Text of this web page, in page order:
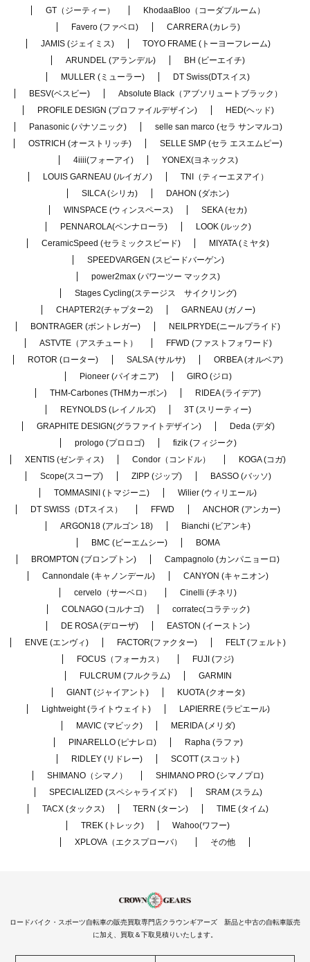
GT（ジーティー）
KhodaaBloo（コーダブルーム）
Favero (ファベロ)
CARRERA (カレラ)
JAMIS (ジェイミス)
TOYO FRAME (トーヨーフレーム)
ARUNDEL (アランデル)
BH (ビーエイチ)
MULLER (ミューラー)
DT Swiss(DTスイス)
BESV(ベスビー)
Absolute Black（アブソリュートブラック）
PROFILE DESIGN (プロファイルデザイン)
HED(ヘッド)
Panasonic (パナソニック)
selle san marco (セラ サンマルコ)
OSTRICH (オーストリッチ)
SELLE SMP (セラ エスエムピー)
4iiii(フォーアイ)
YONEX(ヨネックス)
LOUIS GARNEAU (ルイガノ)
TNI（ティーエヌアイ）
SILCA (シリカ)
DAHON (ダホン)
WINSPACE (ウィンスペース)
SEKA (セカ)
PENNAROLA(ペンナローラ)
LOOK (ルック)
CeramicSpeed (セラミックスピード)
MIYATA (ミヤタ)
SPEEDVARGEN (スピードバーゲン)
power2max (パワーツー マックス)
Stages Cycling(ステージス サイクリング)
CHAPTER2(チャプター2)
GARNEAU (ガノー)
BONTRAGER (ボントレガー)
NEILPRYDE(ニールプライド)
ASTVTE（アスチュート）
FFWD (ファストフォワード)
ROTOR (ローター)
SALSA (サルサ)
ORBEA (オルベア)
Pioneer (パイオニア)
GIRO (ジロ)
THM-Carbones (THMカーボン)
RIDEA (ライデア)
REYNOLDS (レイノルズ)
3T (スリーティー)
GRAPHITE DESIGN(グラファイトデザイン)
Deda (デダ)
prologo (プロロゴ)
fizik (フィジーク)
XENTIS (ゼンティス)
Condor（コンドル）
KOGA (コガ)
Scope(スコープ)
ZIPP (ジップ)
BASSO (バッソ)
TOMMASINI (トマジーニ)
Wilier (ウィリエール)
DT SWISS（DTスイス）
FFWD
ANCHOR (アンカー)
ARGON18 (アルゴン 18)
Bianchi (ビアンキ)
BMC (ビーエムシー)
BOMA
BROMPTON (ブロンプトン)
Campagnolo (カンパニョーロ)
Cannondale (キャノンデール)
CANYON (キャニオン)
cervelo（サーベロ）
Cinelli (チネリ)
COLNAGO (コルナゴ)
corratec(コラテック)
DE ROSA (デローザ)
EASTON (イーストン)
ENVE (エンヴィ)
FACTOR(ファクター)
FELT (フェルト)
FOCUS（フォーカス）
FUJI (フジ)
FULCRUM (フルクラム)
GARMIN
GIANT (ジャイアント)
KUOTA (クオータ)
Lightweight (ライトウェイト)
LAPIERRE (ラピエール)
MAVIC (マビック)
MERIDA (メリダ)
PINARELLO (ピナレロ)
Rapha (ラファ)
RIDLEY (リドレー)
SCOTT (スコット)
SHIMANO（シマノ）
SHIMANO PRO (シマノプロ)
SPECIALIZED (スペシャライズド)
SRAM (スラム)
TACX (タックス)
TERN (ターン)
TIME (タイム)
TREK (トレック)
Wahoo(ワフー)
XPLOVA（エクスプローバ）
その他
ロードバイク・スポーツ自転車の販売買取専門店クラウンギアーズ 新品と中古の自転車販売
に加え、買取＆下取見積りいたします。